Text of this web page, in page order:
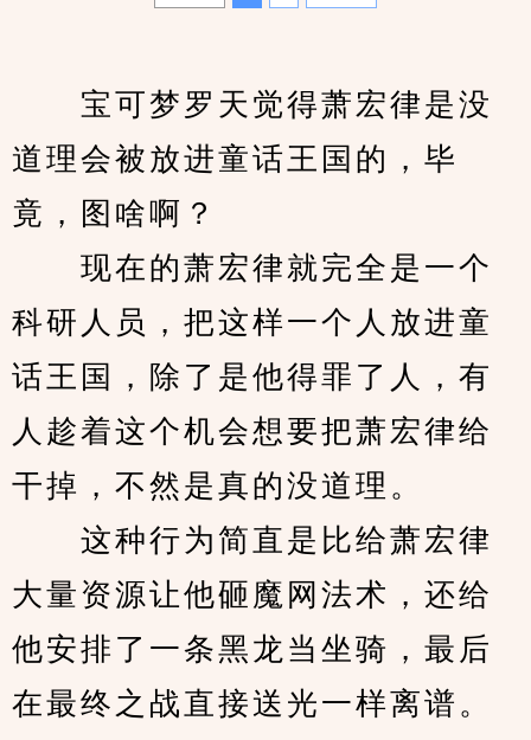
宝可梦罗天觉得萧宏律是没
道理会被放进童话王国的，毕
竟，图啥啊？
现在的萧宏律就完全是一个
科研人员，把这样一个人放进童
话王国，除了是他得罪了人，有
人趁着这个机会想要把萧宏律给
干掉，不然是真的没道理。
这种行为简直是比给萧宏律
大量资源让他砸魔网法术，还给
他安排了一条黑龙当坐骑，最后
在最终之战直接送光一样离谱。